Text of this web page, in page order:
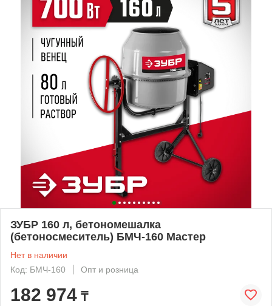
ЗУБР 160 л, бетономешалка
(бетоносмеситель) БМЧ-160 Мастер
Нет в наличии
Код: БМЧ-160
Опт и розница
182 974 ₸